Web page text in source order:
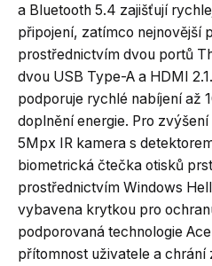
a Bluetooth 5.4 zajišťují
připojení, zatímco nejnovější
prostřednictvím dvou portů
dvou USB Type-A a HDMI
podporuje rychlé nabíjení až
doplnění energie. Pro
5Mpx IR kamera s
biometrická čtečka otisků
prostřednictvím Windows
vybavena krytkou pro
podporovaná technologie
přítomnost uživatele a